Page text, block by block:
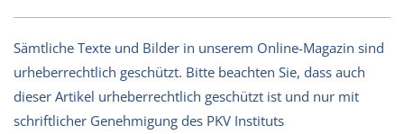
Sämtliche Texte und Bilder in unserem Online-Magazin sind
urheberrechtlich geschützt. Bitte beachten Sie, dass auch
dieser Artikel urheberrechtlich geschützt ist und nur mit
schriftlicher Genehmigung des PKV Instituts